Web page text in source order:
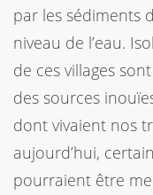
par les sédiments
niveau de l’eau.
de ces villages
des sources
dont vivaient nos
aujourd’hui,
pourraient être